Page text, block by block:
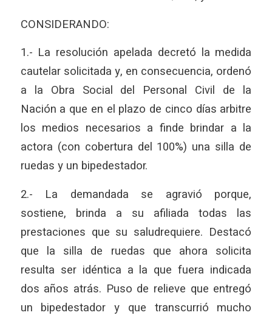
CONSIDERANDO:
1.- La resolución apelada decretó la medida
cautelar solicitada y, en consecuencia, ordenó
a la Obra Social del Personal Civil de la
Nación a que en el plazo de cinco días arbitre
los medios necesarios a finde brindar a la
actora (con cobertura del 100%) una silla de
ruedas y un bipedestador.
2.- La demandada se agravió porque,
sostiene, brinda a su afiliada todas las
prestaciones que su saludrequiere. Destacó
que la silla de ruedas que ahora solicita
resulta ser idéntica a la que fuera indicada
dos años atrás. Puso de relieve que entregó
un bipedestador y que transcurrió mucho